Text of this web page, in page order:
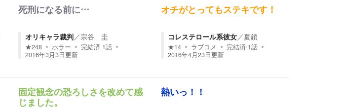
死刑になる前に…
オリキャラ裁判／宗谷 圭
★248 ホラー 完結済 1話
2016年3月3日更新
オチがとってもステキです！
コレステロール系彼女／夏鎖
★14 ラブコメ 完結済 1話
2016年4月23日更新
固定観念の恐ろしさを改めて感
じました。
熱いっ！！